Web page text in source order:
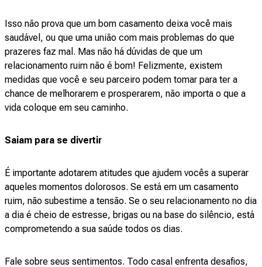
Isso não prova que um bom casamento deixa você mais
saudável, ou que uma união com mais problemas do que
prazeres faz mal. Mas não há dúvidas de que um
relacionamento ruim não é bom! Felizmente, existem
medidas que você e seu parceiro podem tomar para ter a
chance de melhorarem e prosperarem, não importa o que a
vida coloque em seu caminho.
Saiam para se divertir
É importante adotarem atitudes que ajudem vocês a superar
aqueles momentos dolorosos. Se está em um casamento
ruim, não subestime a tensão. Se o seu relacionamento no dia
a dia é cheio de estresse, brigas ou na base do silêncio, está
comprometendo a sua saúde todos os dias.
Fale sobre seus sentimentos. Todo casal enfrenta desafios,